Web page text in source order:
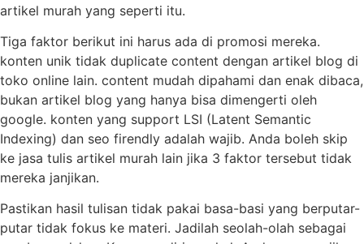
artikel murah yang seperti itu.
Tiga faktor berikut ini harus ada di promosi mereka.
konten unik tidak duplicate content dengan artikel blog di
toko online lain. content mudah dipahami dan enak dibaca,
bukan artikel blog yang hanya bisa dimengerti oleh
google. konten yang support LSI (Latent Semantic
Indexing) dan seo firendly adalah wajib. Anda boleh skip
ke jasa tulis artikel murah lain jika 3 faktor tersebut tidak
mereka janjikan.
Pastikan hasil tulisan tidak pakai basa-basi yang berputar-
putar tidak fokus ke materi. Jadilah seolah-olah sebagai